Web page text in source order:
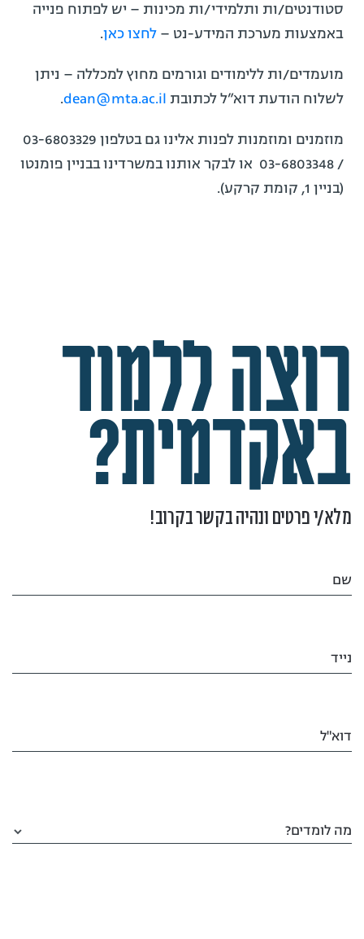
סטודנטים/ות ותלמידי/ות מכינות – יש לפתוח פנייה
באמצעות מערכת המידע-נט – לחצו כאן.
מועמדים/ות ללימודים וגורמים מחוץ למכללה – ניתן
לשלוח הודעת דוא”ל לכתובת dean@mta.ac.il
.
מוזמנים ומוזמנות לפנות אלינו גם בטלפון 03-6803329
/ 03-6803348 או לבקר אותנו במשרדינו בבניין פומנטו
(בניין 1, קומת קרקע).
רוצה ללמוד
באקדמית?
מלא/י פרטים ונהיה בקשר בקרוב!
שם
נייד
דוא"ל
מה לומדים?